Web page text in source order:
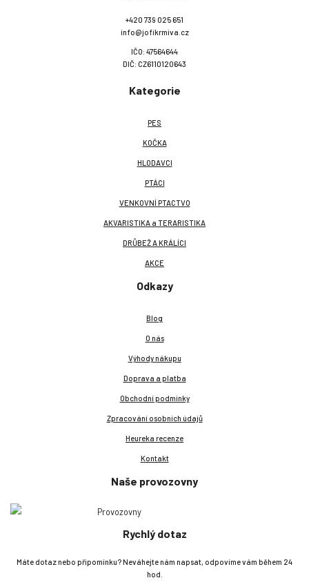
+420 739 025 651
info@jofikrmiva.cz
IČO: 47564644
DIČ: CZ6110120643
Kategorie
PES
KOČKA
HLODAVCI
PTÁCI
VENKOVNÍ PTACTVO
AKVARISTIKA a TERARISTIKA
DRŮBEŽ A KRÁLÍCI
AKCE
Odkazy
Blog
O nás
Výhody nákupu
Doprava a platba
Obchodní podmínky
Zpracování osobních údajů
Heureka recenze
Kontakt
Naše provozovny
Rychlý dotaz
Máte dotaz nebo připomínku? Neváhejte nám napsat, odpovíme vám během 24
hod.